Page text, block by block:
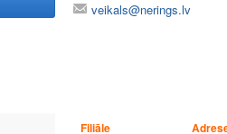
veikals@nerings.lv
Filiāle